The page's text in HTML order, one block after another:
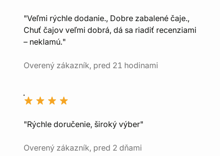
"Veľmi rýchle dodanie., Dobre zabalené čaje.,
Chuť čajov veľmi dobrá, dá sa riadiť recenziami
– neklamú."
Overený zákazník, pred 21 hodinami
"Rýchle doručenie, široký výber"
Overený zákazník, pred 2 dňami